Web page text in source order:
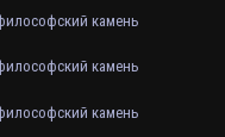
камень
камень
камень